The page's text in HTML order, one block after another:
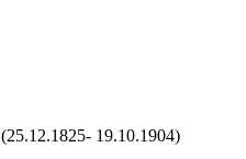
(25.12.1825- 19.10.1904)